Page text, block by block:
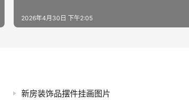
2026年4月30日 下午2:05
新房装饰品摆件挂画图片